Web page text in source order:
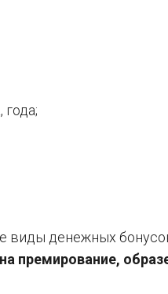
виды денежных
премирование,